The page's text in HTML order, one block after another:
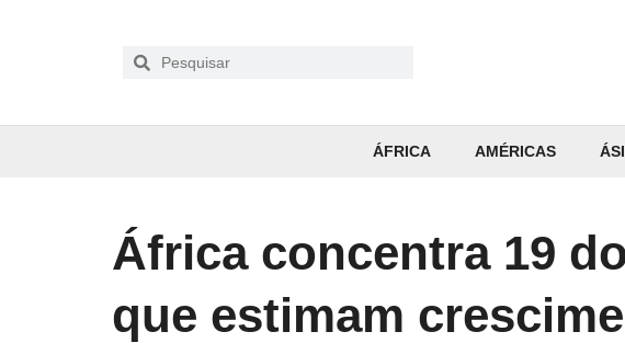
ÁFRICA AMÉRICAS
África concentra 19
que estimam